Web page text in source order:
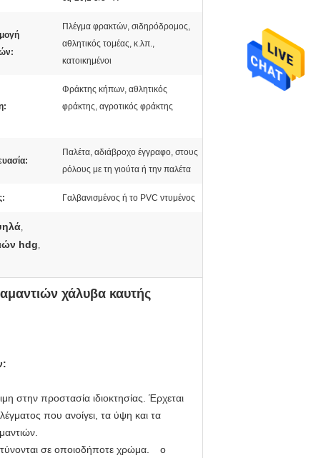
Πλέγμα φρακτών, σιδηρόδρομος,
αθλητικός τομέας, κ.λπ.,
κατοικημένοι
Φράκτης κήπων, αθλητικός
φράκτης, αγροτικός φράκτης
Παλέτα, αδιάβροχο έγγραφο, στους
ρόλους με τη γιούτα ή την παλέτα
Γαλβανισμένος ή το PVC ντυμένος
,
hdg,
χάλυβα καυτής
στην προστασία ιδιοκτησίας. Έρχεται
που ανοίγει, τα ύψη και τα
σε οποιοδήποτε χρώμα. ο